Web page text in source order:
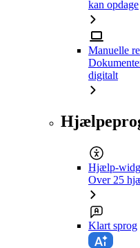
kan opdage
Manuelle
digitalt
Hjælp-
Over 25
Klart sprog